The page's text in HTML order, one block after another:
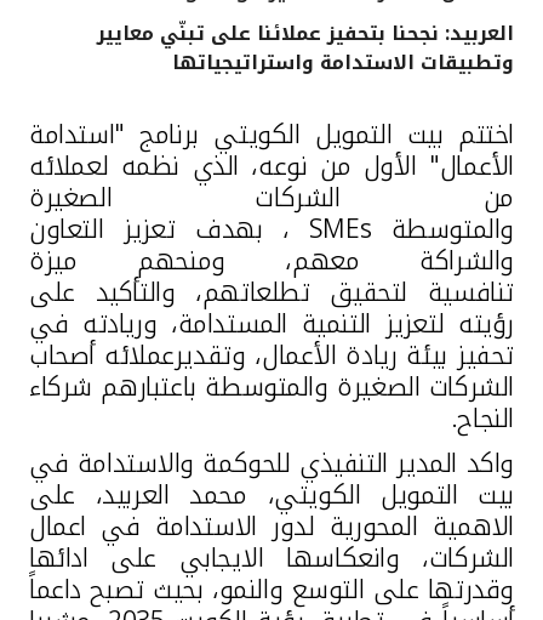
القنوات المصرفية
خدمات ما بعد البيع
اتصل بنا
مواقع الفروع وأجهزة الصرف الآلي
ألمانيا
ماليزيا
تركيا
العربيد: نجحنا بتحفيز عملائنا على تبنّي معايير
وتطبيقات الاستدامة واستراتيجياتها
اختتم بيت التمويل الكويتي برنامج "استدامة
الأعمال" الأول من نوعه، الذي نظمه لعملائه
من الشركات الصغيرة
والمتوسطة SMEs ، بهدف تعزيز التعاون
والشراكة معهم، ومنحهم ميزة
تنافسية لتحقيق تطلعاتهم، والتأكيد على
رؤيته لتعزيز التنمية المستدامة، وريادته في
تحفيز بيئة ريادة الأعمال، وتقديرعملائه أصحاب
الشركات الصغيرة والمتوسطة باعتبارهم شركاء
النجاح.
واكد المدير التنفيذي للحوكمة والاستدامة في
بيت التمويل الكويتي، محمد العربيد، على
الاهمية المحورية لدور الاستدامة في اعمال
الشركات، وانعكاسها الايجابي على ادائها
وقدرتها على التوسع والنمو، بحيث تصبح داعماً